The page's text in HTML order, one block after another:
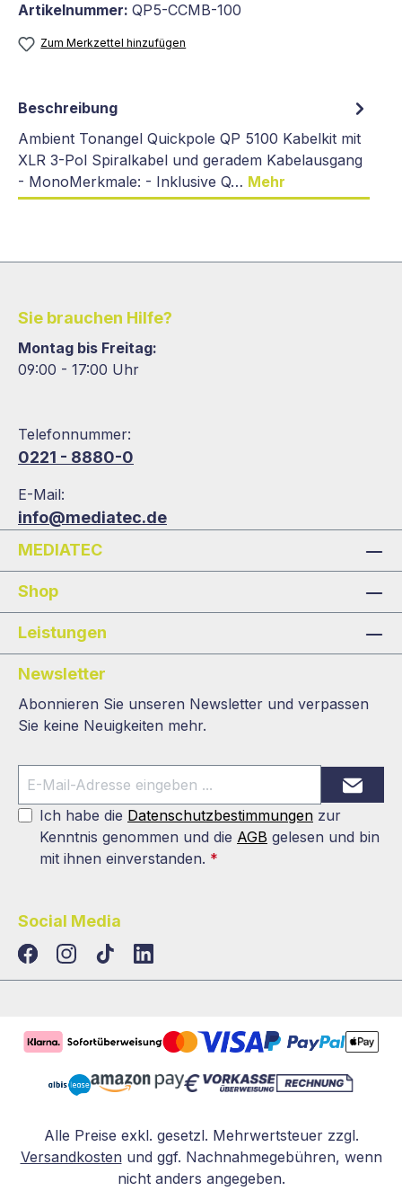
Artikelnummer: QP5-CCMB-100
Zum Merkzettel hinzufügen
Beschreibung
Ambient Tonangel Quickpole QP 5100 Kabelkit mit
XLR 3-Pol Spiralkabel und geradem Kabelausgang
- MonoMerkmale: - Inklusive Q… Mehr
Sie brauchen Hilfe?
Montag bis Freitag:
09:00 - 17:00 Uhr
Telefonnummer:
0221 - 8880-0
E-Mail:
info@mediatec.de
MEDIATEC
Shop
Leistungen
Newsletter
Abonnieren Sie unseren Newsletter und verpassen
Sie keine Neuigkeiten mehr.
Ich habe die Datenschutzbestimmungen zur
Kenntnis genommen und die AGB gelesen und bin
mit ihnen einverstanden. *
Social Media
TikTokLinkedIn
Alle Preise exkl. gesetzl. Mehrwertsteuer zzgl.
Versandkosten und ggf. Nachnahmegebühren, wenn
nicht anders angegeben.